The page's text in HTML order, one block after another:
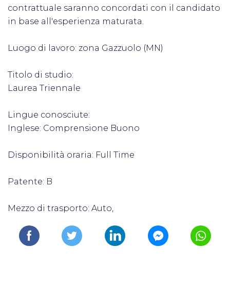
contrattuale saranno concordati con il candidato
in base all'esperienza maturata.
Luogo di lavoro: zona Gazzuolo (MN)
Titolo di studio:
Laurea Triennale
Lingue conosciute:
Inglese: Comprensione Buono
Disponibilità oraria: Full Time
Patente: B
Mezzo di trasporto: Auto,